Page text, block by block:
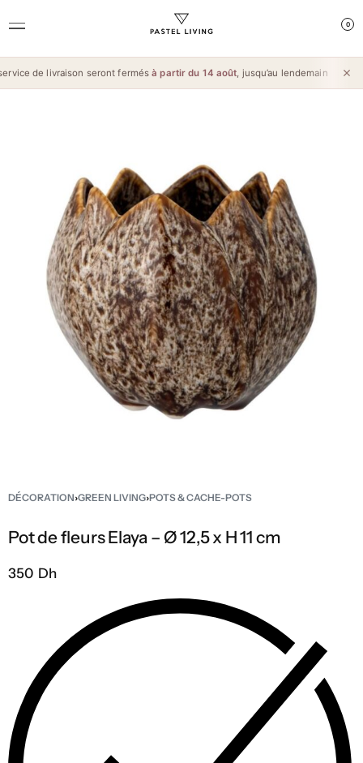
0
de livraison seront fermésà partir du 14 août, jusqu’au lendemain de l’ Aïd
DÉCORATION›GREEN LIVING›POTS & CACHE-POTS
Pot de fleurs Elaya – Ø 12,5 x H 11 cm
350 Dh